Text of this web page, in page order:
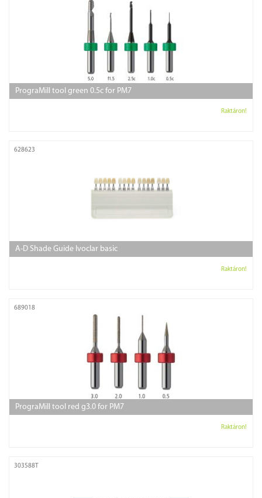
PrograMill tool green 0.5c for PM7
Raktáron!
628623
A-D Shade Guide Ivoclar basic
Raktáron!
689018
PrograMill tool red g3.0 for PM7
Raktáron!
303588T